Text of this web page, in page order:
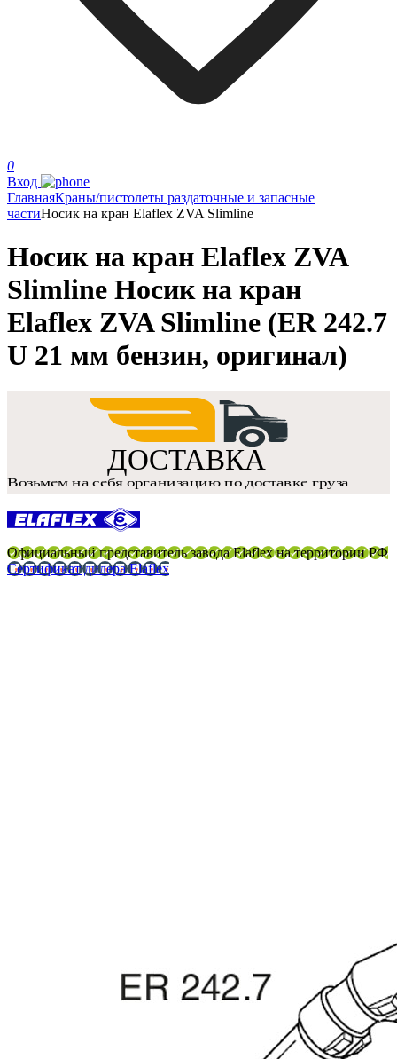
0
Вход
ГлавнаяКраны/пистолеты раздаточные и запасные
частиНосик на кран Elaflex ZVA Slimline
Носик на кран Elaflex ZVA
Slimline Носик на кран
Elaflex ZVA Slimline (ER 242.7
U 21 мм бензин, оригинал)
Официальный представитель завода Elaflex на территории РФ
Сертификат дилера Elaflex